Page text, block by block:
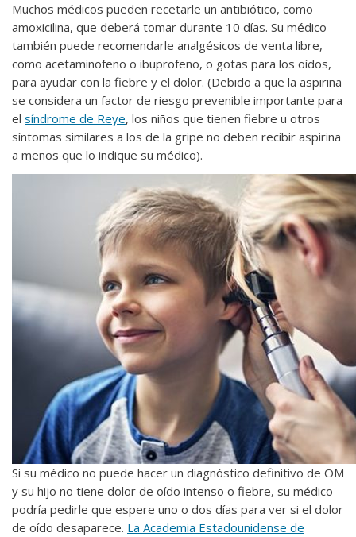
Muchos médicos pueden recetarle un antibiótico, como
amoxicilina, que deberá tomar durante 10 días. Su médico
también puede recomendarle analgésicos de venta libre,
como acetaminofeno o ibuprofeno, o gotas para los oídos,
para ayudar con la fiebre y el dolor. (Debido a que la aspirina
se considera un factor de riesgo prevenible importante para
el síndrome de Reye, los niños que tienen fiebre u otros
síntomas similares a los de la gripe no deben recibir aspirina
a menos que lo indique su médico).
Si su médico no puede hacer un diagnóstico definitivo de OM
y su hijo no tiene dolor de oído intenso o fiebre, su médico
podría pedirle que espere uno o dos días para ver si el dolor
de oído desaparece. La Academia Estadounidense de